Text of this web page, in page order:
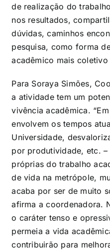
de realização do
nos resultados,
dúvidas, caminhos
pesquisa, como forma
acadêmico mais
Para Soraya Simões,
a atividade tem um
vivência acadêmica.
envolvem os tempos
Universidade,
por produtividade, etc. –
próprias do trabalho
de vida na metrópole,
acaba por ser de muito
afirma a coordenadora.
o caráter tenso e
permeia a vida
contribuirão para